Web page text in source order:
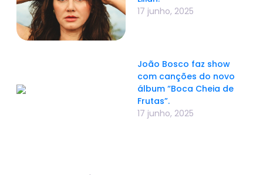
17 junho, 2025
João Bosco faz show
com canções do novo
álbum “Boca Cheia de
Frutas”.
17 junho, 2025